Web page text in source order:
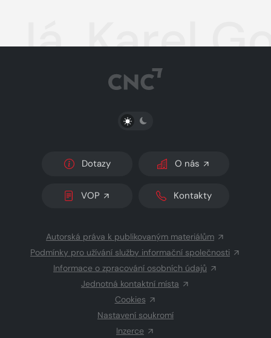
Já, Karel
PŘEPNOUT SVĚTLÝ/TMAVÝ REŽIM
Dotazy O nás
VOP Kontakty
Autorská práva k publikovaným materiálům
Podmínky pro užívání služby informační společnosti
Informace o zpracování osobních údajů
Jednotná kontaktní místa
Cookies
Nastavení soukromí
Inzerce